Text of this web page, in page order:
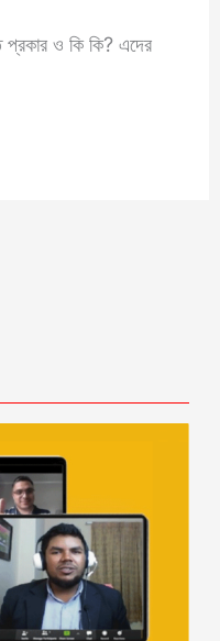
ও কি কি? এদের